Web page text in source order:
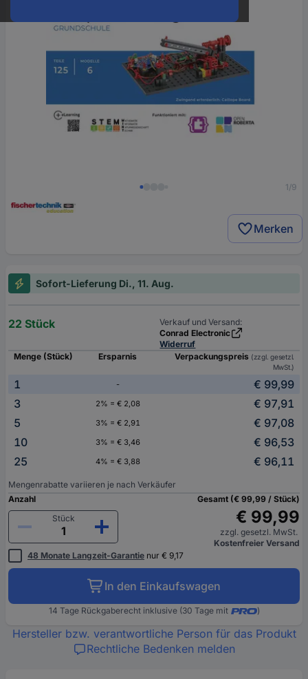
1/9
Merken
Sofort-Lieferung Di., 11. Aug.
22 Stück
Verkauf und Versand:
Conrad Electronic
Widerruf
Menge (Stück)
Ersparnis Verpackungspreis (zzgl. gesetzl.
MwSt.)
1 -
€ 99,99
3
2% = € 2,08
€ 97,91
5
3% = € 2,91
€ 97,08
10
3% = € 3,46
€ 96,53
25
4% = € 3,88 € 96,11
Mengenrabatte variieren je nach Verkäufer
Anzahl
Stück
Gesamt (€ 99,99 / Stück)
€ 99,99
zzgl. gesetzl. MwSt.
Kostenfreier Versand
48 Monate Langzeit-Garantie nur € 9,17
In den Einkaufswagen
14 Tage Rückgaberecht inklusive (30 Tage mit )
Hersteller bzw. verantwortliche Person für das Produkt
Rechtliche Bedenken melden